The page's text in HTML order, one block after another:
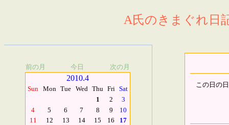
A氏のきまぐれ日
前の月 今日 次の月
2010.4
Sun Mon Tue Wed Thu Fri Sat
1
2
3
4
5 6 7 8 9
10
11
12 13 14 15 16
17
この日の